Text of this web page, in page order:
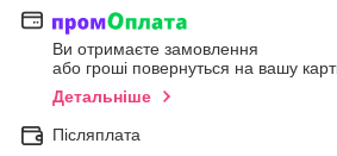
Ви отримаєте замовлення
або гроші повернуться на вашу
Детальніше
Післяплата